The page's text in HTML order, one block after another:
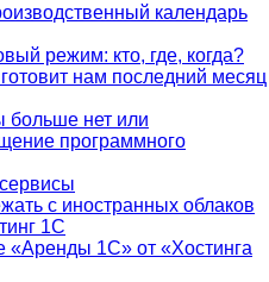
календарь
режим: кто, где, когда?
нам последний месяц
больше нет или
программного
с иностранных облаков
1С
«Аренды 1С» от «Хостинга